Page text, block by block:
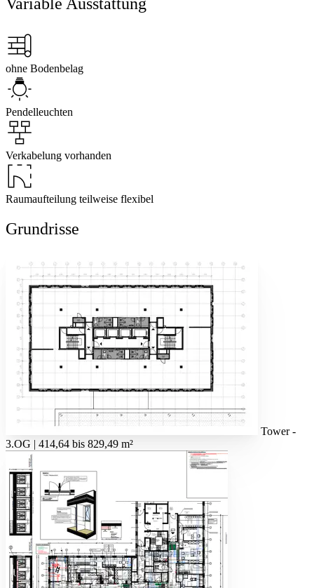
ohne Bodenbelag
Pendelleuchten
Verkabelung vorhanden
Raumaufteilung teilweise flexibel
Grundrisse
Tower -
3.OG | 414,64 bis 829,49 m²